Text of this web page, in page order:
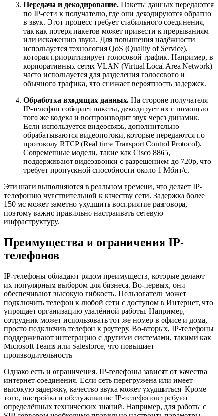
Передача и декодирование. Пакеты данных передаются
по IP-сети к получателю, где они декодируются обратно
в звук. Этот процесс требует стабильного соединения,
так как потеря пакетов может привести к прерываниям
или искажению звука. Для повышения надёжности
используется технология QoS (Quality of Service),
которая приоритизирует голосовой трафик. Например, в
корпоративных сетях VLAN (Virtual Local Area Network)
часто используется для разделения голосового и
обычного трафика, что снижает вероятность задержек.
Обработка входящих данных. На стороне получателя
IP-телефон собирает пакеты, декодирует их с помощью
того же кодека и воспроизводит звук через динамик.
Если используется видеосвязь, дополнительно
обрабатываются видеопотоки, которые передаются по
протоколу RTCP (Real-time Transport Control Protocol).
Современные модели, такие как Cisco 8865,
поддерживают видеозвонки с разрешением до 720p, что
требует пропускной способности около 1 Мбит/с.
Эти шаги выполняются в реальном времени, что делает IP-
телефонию чувствительной к качеству сети. Задержка более
150 мс может заметно ухудшить восприятие разговора,
поэтому важно правильно настраивать сетевую
инфраструктуру.
Преимущества и ограничения IP-
телефонов
IP-телефоны обладают рядом преимуществ, которые делают
их популярным выбором для бизнеса. Во-первых, они
обеспечивают высокую гибкость. Пользователь может
подключить телефон к любой сети с доступом в Интернет, что
упрощает организацию удалённой работы. Например,
сотрудник может использовать тот же номер в офисе и дома,
просто подключив телефон к роутеру. Во-вторых, IP-телефоны
поддерживают интеграцию с другими системами, такими как
Microsoft Teams или Salesforce, что повышает
производительность.
Однако есть и ограничения. IP-телефоны зависят от качества
интернет-соединения. Если сеть перегружена или имеет
высокую задержку, качество звука может ухудшиться. Кроме
того, настройка и обслуживание IP-телефонов требуют
определённых технических знаний. Например, для работы с